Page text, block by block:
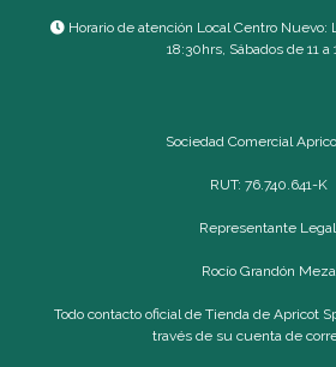
Horario de atención Local Centro Nuevo:
18:30hrs, Sábados de 11 a
Sociedad Comercial
RUT: 76.740.641-K
Representante
Rocío Grandón Meza
Todo contacto oficial de Tienda de Apricot
través de su cuenta de